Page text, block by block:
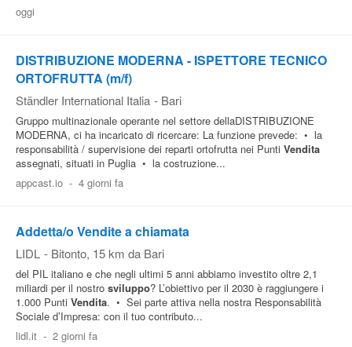
oggi
DISTRIBUZIONE MODERNA - ISPETTORE TECNICO
ORTOFRUTTA (m/f)
Ständler International Italia - Bari
Gruppo multinazionale operante nel settore dellaDISTRIBUZIONE
MODERNA, ci ha incaricato di ricercare: La funzione prevede: • la
responsabilità / supervisione dei reparti ortofrutta nei Punti Vendita
assegnati, situati in Puglia • la costruzione...
appcast.io - 4 giorni fa
Addetta/o Vendite a chiamata
LIDL - Bitonto, 15 km da Bari
del PIL italiano e che negli ultimi 5 anni abbiamo investito oltre 2,1
miliardi per il nostro sviluppo? L’obiettivo per il 2030 è raggiungere i
1.000 Punti Vendita. • Sei parte attiva nella nostra Responsabilità
Sociale d’Impresa: con il tuo contributo...
lidl.it - 2 giorni fa